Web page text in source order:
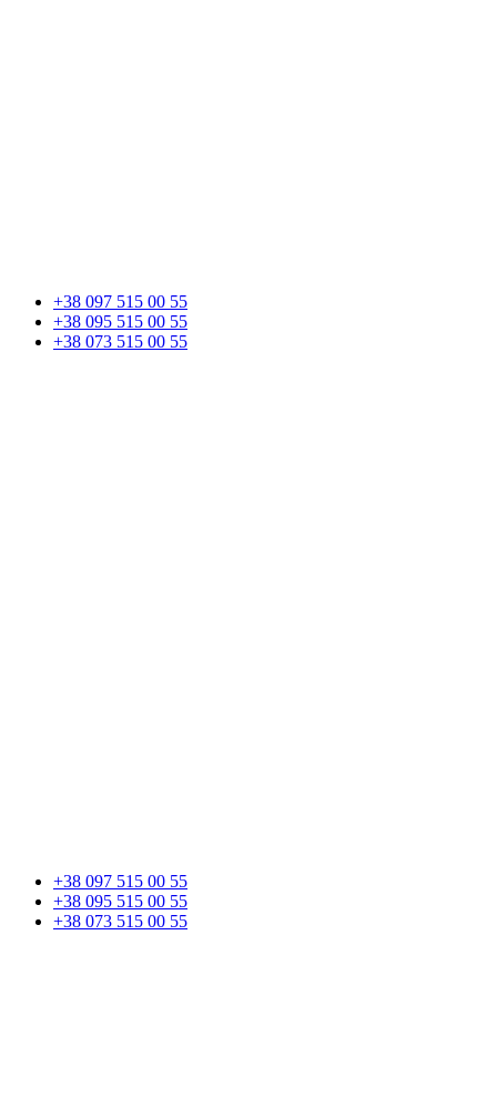
+38 097 515 00 55
+38 095 515 00 55
+38 073 515 00 55
+38 097 515 00 55
+38 095 515 00 55
+38 073 515 00 55